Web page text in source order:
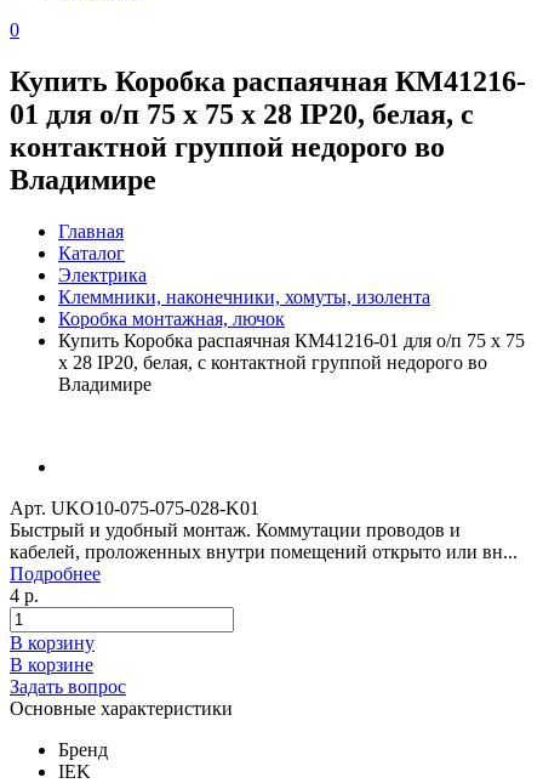
0
Купить Коробка распаячная КМ41216-
01 для о/п 75 х 75 х 28 IP20, белая, с
контактной группой недорого во
Владимире
Главная
Каталог
Электрика
Клеммники, наконечники, хомуты, изолента
Коробка монтажная, лючок
Купить Коробка распаячная КМ41216-01 для о/п 75 х 75
х 28 IP20, белая, с контактной группой недорого во
Владимире
Арт. UKO10-075-075-028-K01
Быстрый и удобный монтаж. Коммутации проводов и
кабелей, проложенных внутри помещений открыто или вн...
Подробнее
4 р.
В корзину
В корзине
Задать вопрос
Основные характеристики
Бренд
IEK